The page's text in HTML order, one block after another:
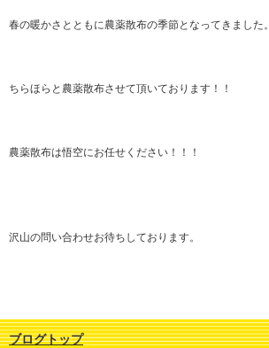
春の暖かさとともに農薬散布の季節となってきました。
ちらほらと農薬散布させて頂いております！！
農薬散布は悟空にお任せください！！！
沢山の問い合わせお待ちしております。
ブログトップ